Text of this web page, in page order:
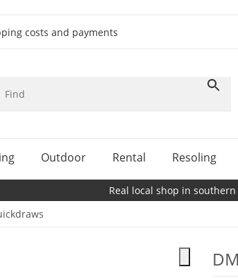
costs and payments
Outdoor Rental Resoling
Real local shop in